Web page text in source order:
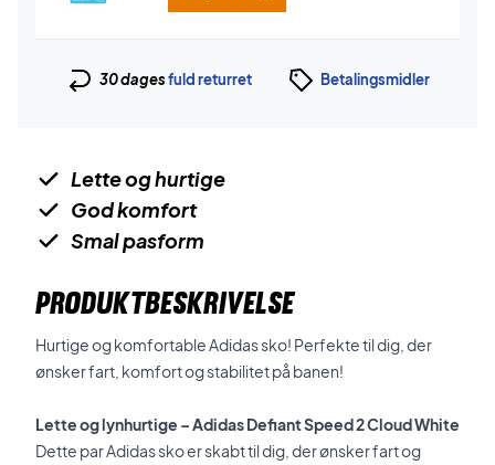
30 dagesfuld returret Betalingsmidler
Lette og hurtige
God komfort
Smal pasform
PRODUKTBESKRIVELSE
Hurtige og komfortable Adidas sko! Perfekte til dig, der
ønsker fart, komfort og stabilitet på banen!
Lette og lynhurtige – Adidas Defiant Speed 2 Cloud White
Dette par Adidas sko er skabt til dig, der ønsker fart og